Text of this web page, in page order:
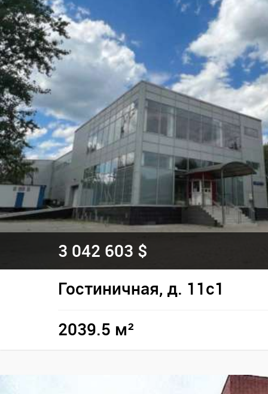
3 042 603 $
Гостиничная, д. 11с1
2039.5 м²